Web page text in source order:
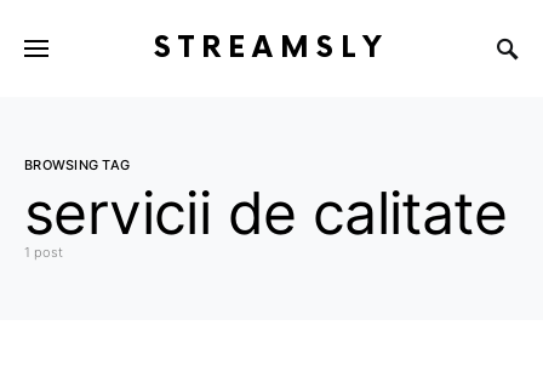
STREAMSLY
BROWSING TAG
servicii de calitate
1 post